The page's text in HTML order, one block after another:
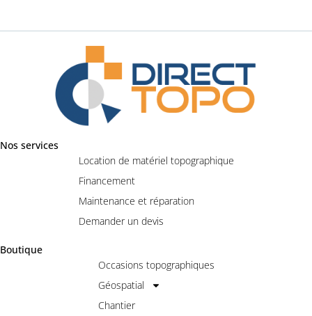
Nos services
Location de matériel topographique
Financement
Maintenance et réparation
Demander un devis
Boutique
Occasions topographiques
Géospatial
Chantier